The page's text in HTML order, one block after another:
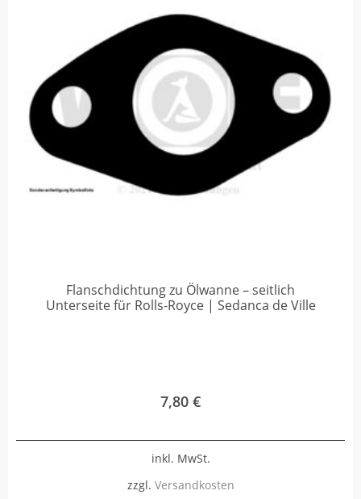
Flanschdichtung zu Ölwanne – seitlich
Unterseite für Rolls-Royce | Sedanca de Ville
7,80 €
inkl. MwSt.
zzgl. Versandkosten